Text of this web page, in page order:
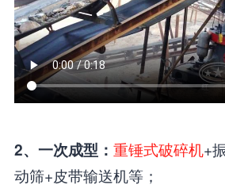
2、一次成型： 重锤式破碎机+
动筛+皮带输送机等；